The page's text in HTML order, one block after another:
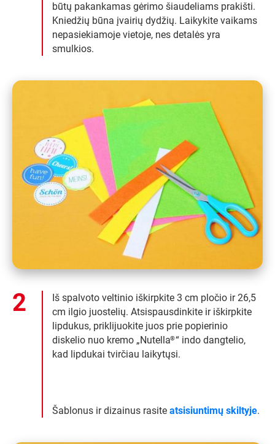
būtų pakankamas gėrimo šiaudeliams prakišti.
Kniedžių būna įvairių dydžių. Laikykite vaikams
nepasiekiamoje vietoje, nes detalės yra
smulkios.
Iš spalvoto veltinio iškirpkite 3 cm pločio ir 26,5
cm ilgio juostelių. Atsispausdinkite ir iškirpkite
lipdukus, priklijuokite juos prie popierinio
diskelio nuo kremo „Nutella®“ indo dangtelio,
kad lipdukai tvirčiau laikytųsi.
Šablonus ir dizainus rasite atsisiuntimų skiltyje.